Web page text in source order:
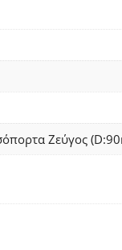
Ζεύγος